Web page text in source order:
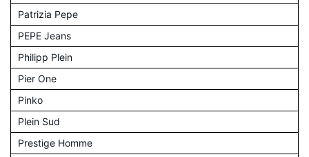
Patrizia Pepe
PEPE Jeans
Philipp Plein
Pier One
Pinko
Plein Sud
Prestige Homme